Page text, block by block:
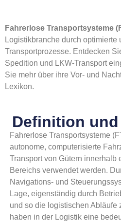
Fahrerlose Transportsysteme
Logistikbranche durch optimierte
Transportprozesse. Entdecken
Spedition und LKW-Transport
Sie mehr über ihre Vor- und
Lexikon.
Definition
Fahrerlose Transportsysteme
autonome, computerisierte
Transport von Gütern innerhalb
Bereichs verwendet werden.
Navigations- und
Lage, eigenständig durch
und so die logistischen Abläufe
haben in der Logistik eine